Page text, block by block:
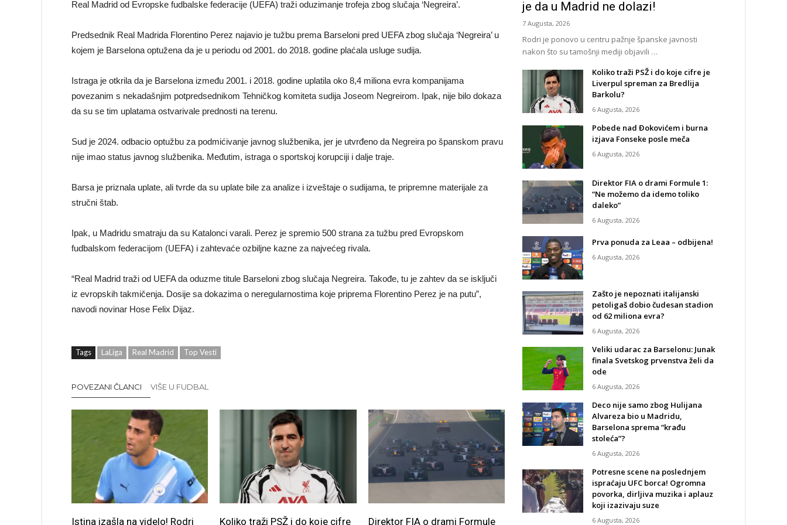
Real Madrid od Evropske fudbalske federacije (UEFA) traži oduzimanje trofeja zbog slučaja ‘Negreira’.
Predsednik Real Madrida Florentino Perez najavio je tužbu prema Barseloni pred UEFA zbog slučaja ‘Negreira’ u
kojem je Barselona optužena da je u periodu od 2001. do 2018. godine plaćala usluge sudija.
Istraga je otkrila da je Barselona između 2001. i 2018. godine uplatila oko 8,4 miliona evra kompanijama
povezanim s nekadašnjim potpredsednikom Tehničkog komiteta sudija Joseom Negreirom. Ipak, nije bilo dokaza
da su se tim uplatama ostvarivale prednosti na terenu.
Sud je 2024. odbacio optužbu za podmićivanje javnog službenika, jer je utvrđeno da Negreira po španskom pravu
nije imao status javnog službenika. Međutim, istraga o sportskoj korupciji i dalje traje.
Barsa je priznala uplate, ali tvrde da su uplate bile za analize i izveštaje o sudijama, te pripremne materijale za
stručni štab.
Ipak, u Madridu smatraju da su Katalonci varali. Perez je spremio 500 strana za tužbu pred Evropskom
fudbalskom federacijom (UEFA) i zahtevaće ozbiljne kazne za najvećeg rivala.
“Real Madrid traži od UEFA da oduzme titule Barseloni zbog slučaja Negreira. Takođe, tu je zahtev da se isključi
iz evropskih takmičenja. Dosije sa dokazima o neregularnostima koje priprema Florentino Perez je na putu”,
navodi novinar Hose Felix Dijaz.
Tags LaLiga Real Madrid Top Vesti
POVEZANI ČLANCI VIŠE U FUDBAL
Istina izašla na videlo! Rodri Koliko traži PSŽ i do koje cifre Direktor FIA o drami Formule
je da u Madrid ne dolazi!
7 Augusta, 2026
Rodri je ponovo u centru pažnje španske javnosti
nakon što su tamošnji mediji objavili …
Koliko traži PSŽ i do koje cifre je
Liverpul spreman za Bredlija
Barkolu?
6 Augusta, 2026
Pobede nad Đokovićem i burna
izjava Fonseke posle meča
6 Augusta, 2026
Direktor FIA o drami Formule 1:
“Ne možemo da idemo toliko
daleko”
6 Augusta, 2026
Prva ponuda za Leaa – odbijena!
6 Augusta, 2026
Zašto je nepoznati italijanski
petoligaš dobio čudesan stadion
od 62 miliona evra?
6 Augusta, 2026
Veliki udarac za Barselonu: Junak
finala Svetskog prvenstva želi da
ode
6 Augusta, 2026
Deco nije samo zbog Hulijana
Alvareza bio u Madridu,
Barselona sprema “krađu
stoleća”?
6 Augusta, 2026
Potresne scene na poslednjem
ispraćaju UFC borca! Ogromna
povorka, dirljiva muzika i aplauz
koji izazivaju suze
6 Augusta, 2026